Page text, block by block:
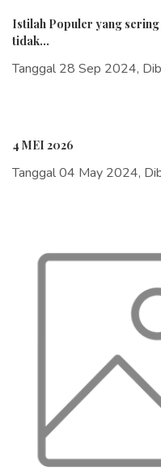
Istilah Populer yang
tidak...
Tanggal 28 Sep 2024,
4 MEI 2026
Tanggal 04 May 2024,